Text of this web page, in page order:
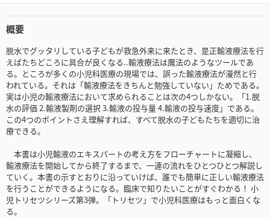
概要
脱水でグッタリしている子どもが救急外来に来たとき、是正輸液療法を行
えばたちどころに具合が良くなる..輸液療法は魔法のようなツールであ
る。ところが多くの小児科医療の現場では、誤った輸液療法が漫然と行
われている。それは「輸液療法をきちんと勉強していない」ためである。
実は小児の輸液療法において求められることは次の4つしかない。「1.脱
水の評価 2.輸液製剤の選択 3.輸液の投与量 4.輸液の投与速度」である。
この4つのポイントさえ理解すれば、すべて脱水の子どもたちを適切に治
療できる。
本書は小児輸液のエキスパートの考え方をフローチャートに凝縮し、
輸液療法を開始してから終了するまで、一連の流れをひとつひとつ解説し
ていく。本書の示すとおりに沿っていけば、誰でも簡単に正しい輸液療法
を行うことができるようになる。臨床で知りたいことがすぐわかる！ 小
児トリセツシリーズ第3弾。「トリセツ」で小児科医療はもっと面白くな
る。